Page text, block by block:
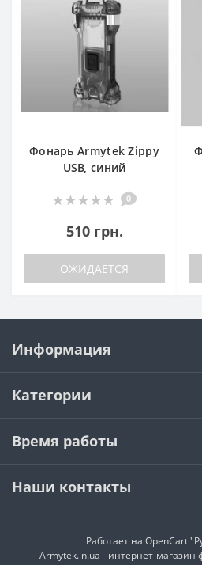
Фонарь Armytek Zippy
USB, синий
0
510 грн.
ОЖИДАЕТСЯ
Информация
Категории
Время работы
Наши контакты
Работает на OpenCart
Armytek.in.ua - интернет-